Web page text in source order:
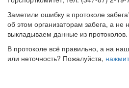
Заметили ошибку в протоколе
об этом организаторам забега, а
выкладываем данные из протоколов.
В протоколе всё правильно, а на
или неточность? Пожалуйста,